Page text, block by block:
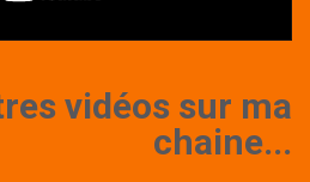
vidéos sur ma
chaine...